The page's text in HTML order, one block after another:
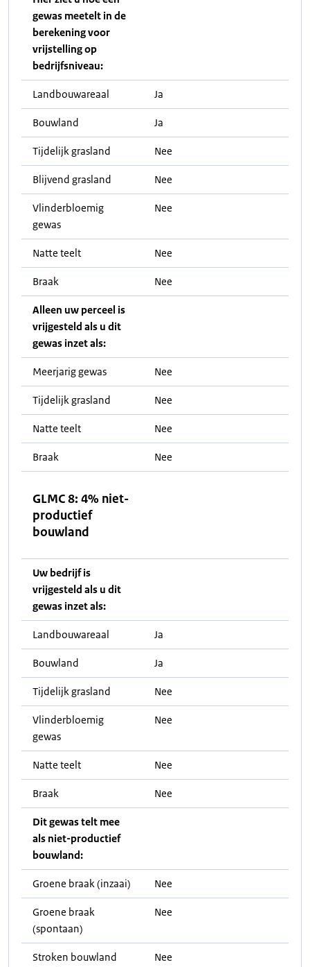
gewas meetelt in de
berekening voor
vrijstelling op
bedrijfsniveau:
Landbouwareaal Ja
Bouwland Ja
Tijdelijk grasland Nee
Blijvend grasland Nee
Vlinderbloemig
gewas
Nee
Natte teelt Nee
Braak Nee
Alleen uw perceel is
vrijgesteld als u dit
gewas inzet als:
Meerjarig gewas Nee
Tijdelijk grasland Nee
Natte teelt Nee
Braak Nee
GLMC 8: 4% niet-
productief
bouwland
Uw bedrijf is
vrijgesteld als u dit
gewas inzet als:
Landbouwareaal Ja
Bouwland Ja
Tijdelijk grasland Nee
Vlinderbloemig
gewas
Nee
Natte teelt Nee
Braak Nee
Dit gewas telt mee
als niet-productief
bouwland:
Groene braak (inzaai) Nee
Groene braak
(spontaan)
Nee
Stroken bouwland
Nee